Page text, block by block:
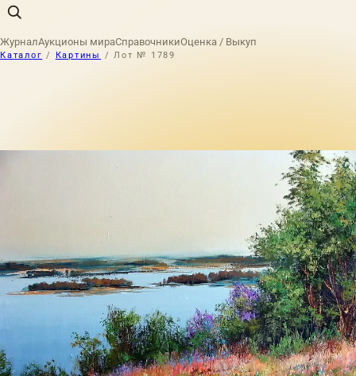
ЖурналАукционы мираСправочникиОценка / Выкуп
Каталог / Картины / Лот № 1789